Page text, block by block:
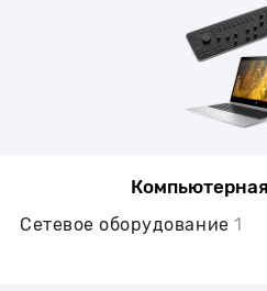
Сетевое оборудование1